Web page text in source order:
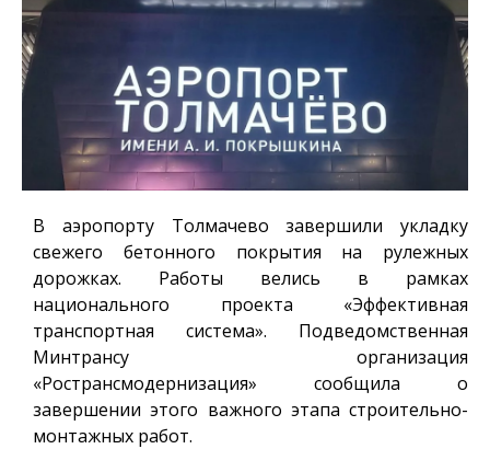
В аэропорту Толмачево завершили укладку
свежего бетонного покрытия на рулежных
дорожках. Работы велись в рамках
национального проекта «Эффективная
транспортная система». Подведомственная
Минтрансу организация
«Ространсмодернизация» сообщила о
завершении этого важного этапа строительно-
монтажных работ.